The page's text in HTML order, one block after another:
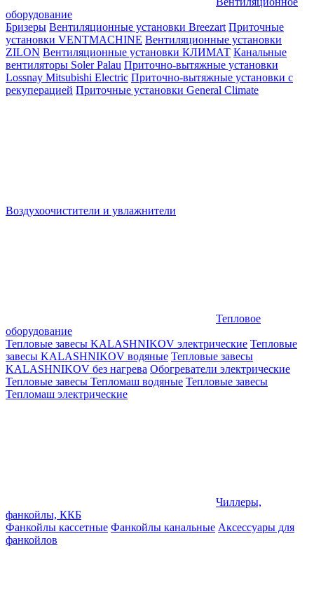
оборудование
Бризеры Вентиляционные установки Breezart Приточные
установки VENTMACHINE Вентиляционные установки
ZILON Вентиляционные установки КЛИМАТ Канальные
вентиляторы Soler Palau Приточно-вытяжные установки
Lossnay Mitsubishi Electric Приточно-вытяжные установки с
рекуперацией Приточные установки General Climate
Воздухоочистители и увлажнители
Тепловое
оборудование
Тепловые завесы KALASHNIKOV электрические Тепловые
завесы KALASHNIKOV водяные Тепловые завесы
KALASHNIKOV без нагрева Обогреватели электрические
Тепловые завесы Тепломаш водяные Тепловые завесы
Тепломаш электрические
Чиллеры,
фанкойлы, ККБ
Фанкойлы кассетные Фанкойлы канальные Аксессуары для
фанкойлов